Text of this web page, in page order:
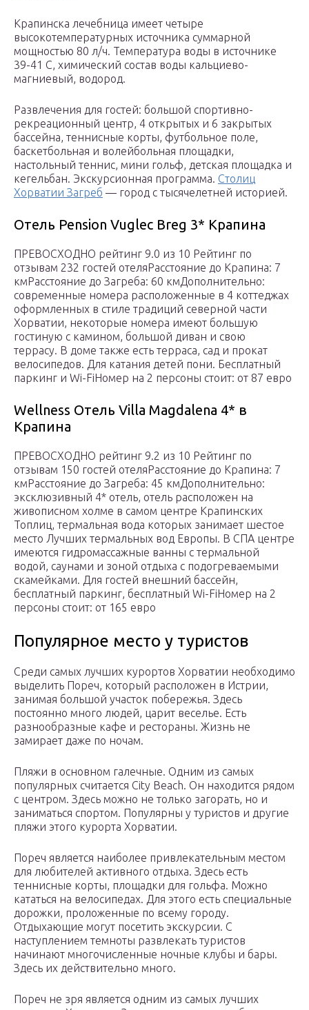
Крапинска лечебница имеет четыре
высокотемпературных источника суммарной
мощностью 80 л/ч. Температура воды в источнике
39-41 С, химический состав воды кальциево-
магниевый, водород.
Развлечения для гостей: большой спортивно-
рекреационный центр, 4 открытых и 6 закрытых
бассейна, теннисные корты, футбольное поле,
баскетбольная и волейбольная площадки,
настольный теннис, мини гольф, детская площадка и
кегельбан. Экскурсионная программа. Столиц
Хорватии Загреб — город с тысячелетней историей.
Отель Pension Vuglec Breg 3* Крапина
ПРЕВОСХОДНО рейтинг 9.0 из 10 Рейтинг по
отзывам 232 гостей отеляРасстояние до Крапина: 7
кмРасстояние до Загреба: 60 кмДополнительно:
современные номера расположенные в 4 коттеджах
оформленных в стиле традиций северной части
Хорватии, некоторые номера имеют большую
гостиную с камином, большой диван и свою
террасу. В доме также есть терраса, сад и прокат
велосипедов. Для катания детей пони. Бесплатный
паркинг и Wi-FiНомер на 2 персоны стоит: от 87 евро
Wellness Отель Villa Magdalena 4* в
Крапина
ПРЕВОСХОДНО рейтинг 9.2 из 10 Рейтинг по
отзывам 150 гостей отеляРасстояние до Крапина: 7
кмРасстояние до Загреба: 45 кмДополнительно:
эксклюзивный 4* отель, отель расположен на
живописном холме в самом центре Крапинских
Топлиц, термальная вода которых занимает шестое
место Лучших термальных вод Европы. В СПА центре
имеются гидромассажные ванны с термальной
водой, саунами и зоной отдыха с подогреваемыми
скамейками. Для гостей внешний бассейн,
бесплатный паркинг, бесплатный Wi-FiНомер на 2
персоны стоит: от 165 евро
Популярное место у туристов
Среди самых лучших курортов Хорватии необходимо
выделить Пореч, который расположен в Истрии,
занимая большой участок побережья. Здесь
постоянно много людей, царит веселье. Есть
разнообразные кафе и рестораны. Жизнь не
замирает даже по ночам.
Пляжи в основном галечные. Одним из самых
популярных считается City Beach. Он находится рядом
с центром. Здесь можно не только загорать, но и
заниматься спортом. Популярны у туристов и другие
пляжи этого курорта Хорватии.
Пореч является наиболее привлекательным местом
для любителей активного отдыха. Здесь есть
теннисные корты, площадки для гольфа. Можно
кататься на велосипедах. Для этого есть специальные
дорожки, проложенные по всему городу.
Отдыхающие могут посетить экскурсии. С
наступлением темноты развлекать туристов
начинают многочисленные ночные клубы и бары.
Здесь их действительно много.
Пореч не зря является одним из самых лучших